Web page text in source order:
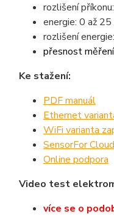
rozlišení
energie: 0 až
rozlišení
přesnost
Ke stažení:
PDF manuál
Ethernet
WiFi varianta
SensorFor
Online podpora
Video test
více se o